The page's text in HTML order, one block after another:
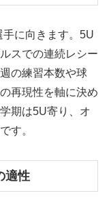
に向きます。5U
スでの連続レシー
の練習本数や球
再現性を軸に決め
期は5U寄り、オ
す。
適性